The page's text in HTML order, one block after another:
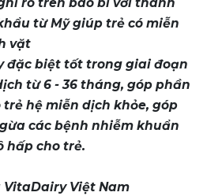
rõ trên bao bì với thành
từ Mỹ giúp trẻ có miễn
vặt
đặc biệt tốt trong giai đoạn
từ 6 - 36 tháng, góp phần
hệ miễn dịch khỏe, góp
các bệnh nhiễm khuẩn
hấp cho trẻ.
VitaDairy Việt Nam